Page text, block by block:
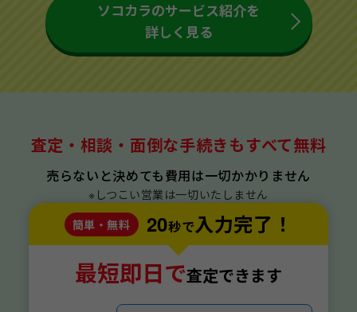
ソコカラのサービス紹介を
詳しく見る
査定・相談・面倒な手続きもすべて無料
売らないと決めても費用は一切かかりません
※しつこい営業は一切いたしません
簡単・無料
20秒で入力完了！
最短即日で査定できます